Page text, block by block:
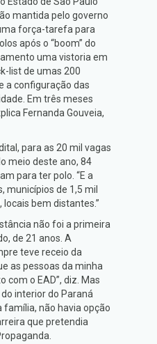
mantida pelo governo
força-tarefa para
após o “boom” do
uma vistoria em
list de umas 200
a configuração das
Em três meses
Fernanda Gouveia,
para as 20 mil vagas
meio deste ano, 84
para ter polo. “E a
municípios de 1,5 mil
bem distantes.”
não foi a primeira
de 21 anos. A
teve receio da
as pessoas da minha
com o EAD”, diz. Mas
interior do Paraná
família, não havia opção
que pretendia